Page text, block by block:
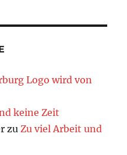
Logo wird von
keine Zeit
zuZu viel Arbeit und